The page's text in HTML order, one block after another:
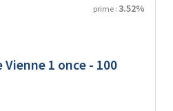
prime : 3.52%
1 once - 100